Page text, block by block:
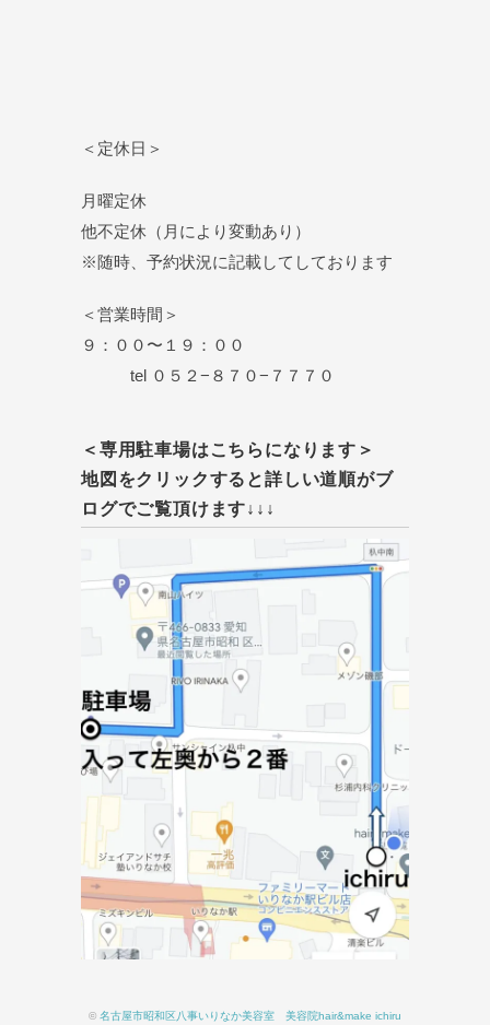
＜定休日＞
月曜定休
他不定休（月により変動あり）
※随時、予約状況に記載してしております
＜営業時間＞
９：００〜１９：００
tel ０５２−８７０−７７７０
＜専用駐車場はこちらになります＞
地図をクリックすると詳しい道順がブ
ログでご覧頂けます↓↓↓
© 名古屋市昭和区八事いりなか美容室 美容院hair&make ichiru